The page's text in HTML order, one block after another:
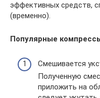
эффективных средств,
(временно).
Популярные
Смешивается
Полученную
приложить на